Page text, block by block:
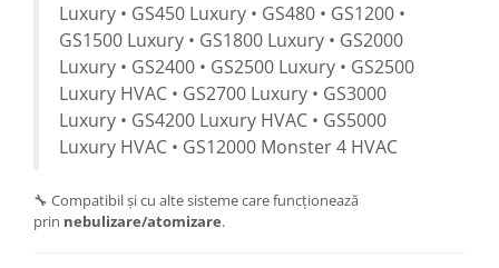
Luxury • GS450 Luxury • GS480 • GS1200 •
GS1500 Luxury • GS1800 Luxury • GS2000
Luxury • GS2400 • GS2500 Luxury • GS2500
Luxury HVAC • GS2700 Luxury • GS3000
Luxury • GS4200 Luxury HVAC • GS5000
Luxury HVAC • GS12000 Monster 4 HVAC
🔧 Compatibil și cu alte sisteme care funcționează
prin nebulizare/atomizare.